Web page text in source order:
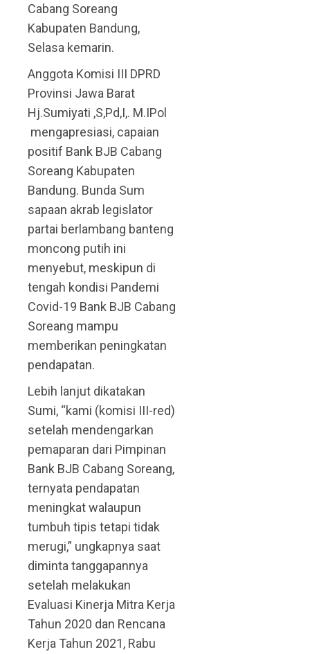
Cabang Soreang
Kabupaten Bandung,
Selasa kemarin.
Anggota Komisi III DPRD
Provinsi Jawa Barat
Hj.Sumiyati ,S,Pd,I,. M.IPol
mengapresiasi, capaian
positif Bank BJB Cabang
Soreang Kabupaten
Bandung. Bunda Sum
sapaan akrab legislator
partai berlambang banteng
moncong putih ini
menyebut, meskipun di
tengah kondisi Pandemi
Covid-19 Bank BJB Cabang
Soreang mampu
memberikan peningkatan
pendapatan.
Lebih lanjut dikatakan
Sumi, “kami (komisi III-red)
setelah mendengarkan
pemaparan dari Pimpinan
Bank BJB Cabang Soreang,
ternyata pendapatan
meningkat walaupun
tumbuh tipis tetapi tidak
merugi,” ungkapnya saat
diminta tanggapannya
setelah melakukan
Evaluasi Kinerja Mitra Kerja
Tahun 2020 dan Rencana
Kerja Tahun 2021, Rabu